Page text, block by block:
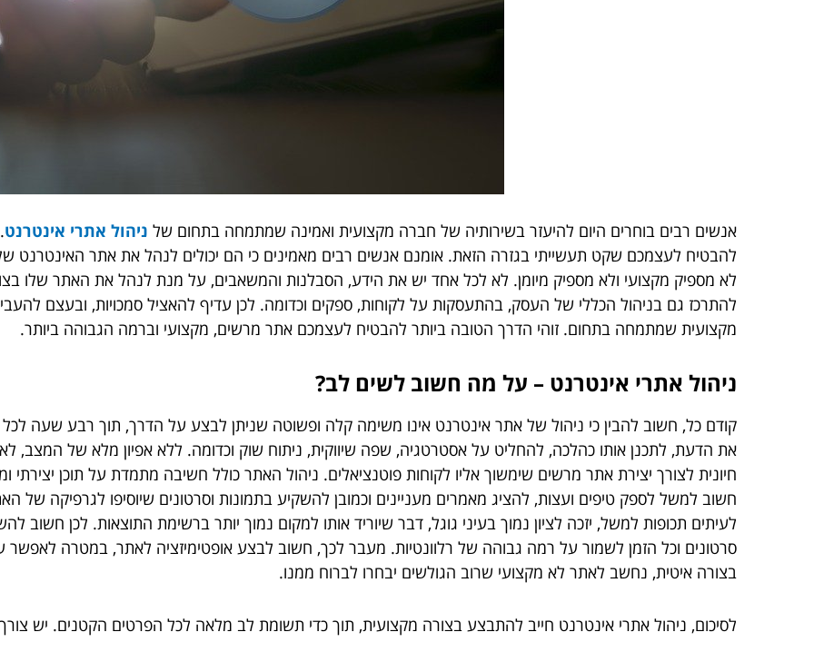
אנשים רבים בוחרים היום להיעזר בשירותיה של חברה מקצועית ואמינה שמתמחה בתחום של ניהול אתרי אינטרנט
להבטיח לעצמכם שקט תעשייתי בגזרה הזאת. אומנם אנשים רבים מאמינים כי הם יכולים לנהל את אתר האינטרנט
לא מספיק מקצועי ולא מספיק מיומן. לא לכל אחד יש את הידע, הסבלנות והמשאבים, על מנת לנהל את האתר שלו
להתרכז גם בניהול הכללי של העסק, בהתעסקות על לקוחות, ספקים וכדומה. לכן עדיף להאציל סמכויות, ובעצם
מקצועית שמתמחה בתחום. זוהי הדרך הטובה ביותר להבטיח לעצמכם אתר מרשים, מקצועי וברמה הגבוהה ביותר.
ניהול אתרי אינטרנט – על מה חשוב לשים לב?
קודם כל, חשוב להבין כי ניהול של אתר אינטרנט אינו משימה קלה ופשוטה שניתן לבצע על הדרך, תוך רבע שעה
את הדעת, לתכנן אותו כהלכה, להחליט על אסטרטגיה, שפה שיווקית, ניתוח שוק וכדומה. ללא אפיון מלא של המצב,
חיונית לצורך יצירת אתר מרשים שימשוך אליו לקוחות פוטנציאלים. ניהול האתר כולל חשיבה מתמדת על תוכן יצירתי
חשוב למשל לספק טיפים ועצות, להציג מאמרים מעניינים וכמובן להשקיע בתמונות וסרטונים שיוסיפו לגרפיקה של
לעיתים תכופות למשל, יזכה לציון נמוך בעיני גוגל, דבר שיוריד אותו למקום נמוך יותר ברשימת התוצאות. לכן
סרטונים וכל הזמן לשמור על רמה גבוהה של רלוונטיות. מעבר לכך, חשוב לבצע אופטימיזציה לאתר, במטרה לאפשר
בצורה איטית, נחשב לאתר לא מקצועי שרוב הגולשים יבחרו לברוח ממנו.
לסיכום, ניהול אתרי אינטרנט חייב להתבצע בצורה מקצועית, תוך כדי תשומת לב מלאה לכל הפרטים הקטנים. יש צורך